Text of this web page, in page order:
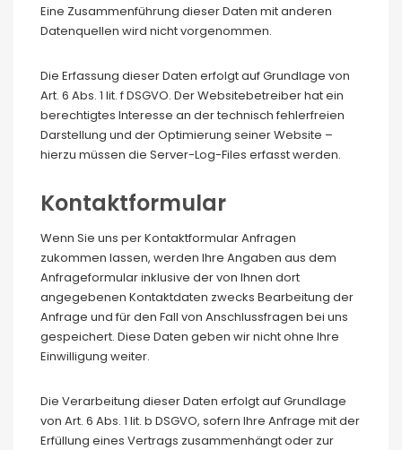
Eine Zusammenführung dieser Daten mit anderen
Datenquellen wird nicht vorgenommen.
Die Erfassung dieser Daten erfolgt auf Grundlage von
Art. 6 Abs. 1 lit. f DSGVO. Der Websitebetreiber hat ein
berechtigtes Interesse an der technisch fehlerfreien
Darstellung und der Optimierung seiner Website –
hierzu müssen die Server-Log-Files erfasst werden.
Kontaktformular
Wenn Sie uns per Kontaktformular Anfragen
zukommen lassen, werden Ihre Angaben aus dem
Anfrageformular inklusive der von Ihnen dort
angegebenen Kontaktdaten zwecks Bearbeitung der
Anfrage und für den Fall von Anschlussfragen bei uns
gespeichert. Diese Daten geben wir nicht ohne Ihre
Einwilligung weiter.
Die Verarbeitung dieser Daten erfolgt auf Grundlage
von Art. 6 Abs. 1 lit. b DSGVO, sofern Ihre Anfrage mit der
Erfüllung eines Vertrags zusammenhängt oder zur